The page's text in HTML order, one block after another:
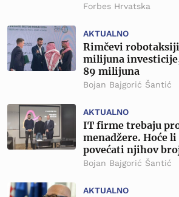
Forbes Hrvatska
AKTUALNO
Rimčevi
milijuna
89 milijuna
Bojan Bajgorić Šantić
AKTUALNO
IT firme trebaju
menadžere. Hoće
povećati njihov
Bojan Bajgorić Šantić
AKTUALNO